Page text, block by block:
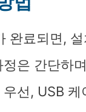
완료되면,
은 간단하
선, USB